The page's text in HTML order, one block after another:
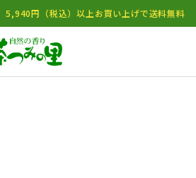
円（税込）以上お買い上げで送料無料